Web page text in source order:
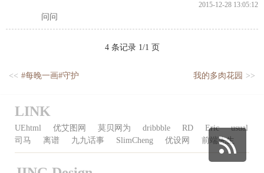
2015-12-28 13:05:12
问问
4 条记录 1/1 页
<< #每晚一画#守护 我的多肉花园 >>
LINK
UEhtml 优艾图网 莫贝网为 dribbble RD Eric
usual
司马
离谱 九九话事 SlimCheng 优设网 前端先生